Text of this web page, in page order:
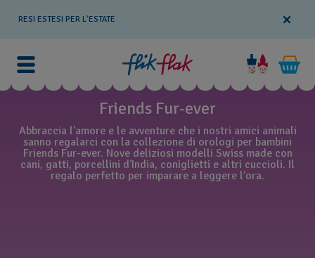
RESI ESTESI PER L'ESTATE
Friends Fur-ever
Abbraccia l'amore e le avventure che i nostri amici animali
sanno regalarci con la collezione di orologi per bambini
Friends Fur-ever. Nove deliziosi modelli Swiss made con
cani, gatti, porcellini d’India, coniglietti e altri cuccioli. Il
regalo perfetto per imparare a leggere l’ora.